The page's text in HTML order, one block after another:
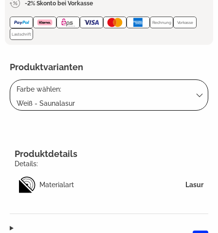
-2% Skonto bei Vorkasse
Rechnung Vorkasse
Lastschrift
Produktvarianten
Farbe wählen:
Weiß - Saunalasur
Produktdetails
Details:
Materialart Lasur